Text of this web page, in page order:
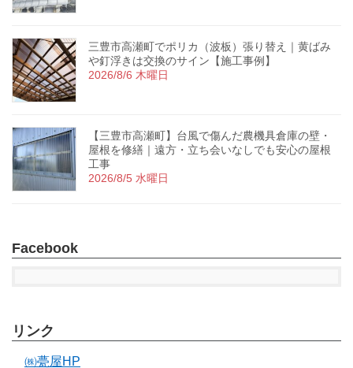
三豊市高瀬町でポリカ（波板）張り替え｜黄ばみ
や釘浮きは交換のサイン【施工事例】
2026/8/6 木曜日
【三豊市高瀬町】台風で傷んだ農機具倉庫の壁・
屋根を修繕｜遠方・立ち会いなしでも安心の屋根
工事
2026/8/5 水曜日
Facebook
リンク
㈱甍屋HP